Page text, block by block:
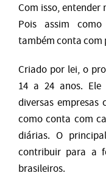
Com isso, entender
Pois assim
também conta com
Criado por lei, o
14 a 24 anos.
diversas empresas
como conta com
diárias. O
contribuir para a
brasileiros.